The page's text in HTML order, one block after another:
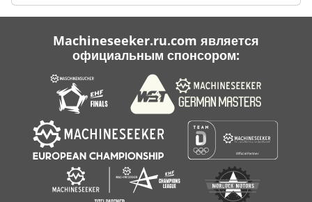
Machineseeker.ru.com является
официальным спонсором: